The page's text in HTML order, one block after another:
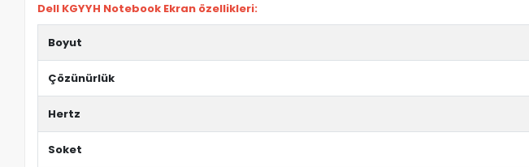
Dell KGYYH Notebook Ekran özellikleri:
Boyut
Çözünürlük
Hertz
Soket